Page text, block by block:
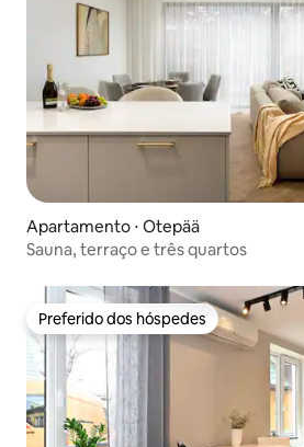
Apartamento ⋅ Otepää
Sauna, terraço e três quartos
Preferido dos hóspedes
Preferido dos hóspedes